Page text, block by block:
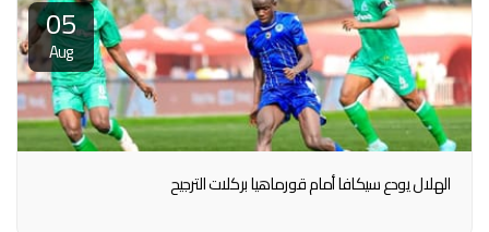
05
Aug
الهلال يودع سيكافا أمام قورماهيا بركلات الترجيح